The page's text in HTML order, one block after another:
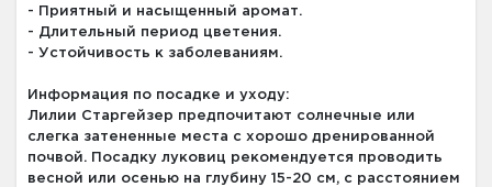
- Приятный и насыщенный аромат.
- Длительный период цветения.
- Устойчивость к заболеваниям.
Информация по посадке и уходу:
Лилии Старгейзер предпочитают солнечные или
слегка затененные места с хорошо дренированной
почвой. Посадку луковиц рекомендуется проводить
весной или осенью на глубину 15-20 см, с расстоянием